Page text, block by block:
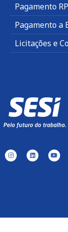
Pagamento
Pagamento a
Licitações e